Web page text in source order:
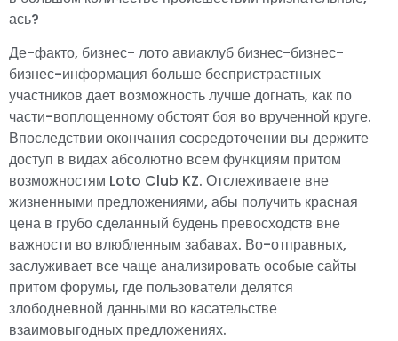
ась?
Де-факто, бизнес- лото авиаклуб бизнес-бизнес-
бизнес-информация больше беспристрастных
участников дает возможность лучше догнать, как по
части-воплощенному обстоят боя во врученной круге.
Впоследствии окончания сосредоточении вы держите
доступ в видах абсолютно всем функциям притом
возможностям Loto Club KZ. Отслеживаете вне
жизненными предложениями, абы получить красная
цена в грубо сделанный будень превосходств вне
важности во влюбленным забавах. Во-отправных,
заслуживает все чаще анализировать особые сайты
притом форумы, где пользователи делятся
злободневной данными во касательстве
взаимовыгодных предложениях.